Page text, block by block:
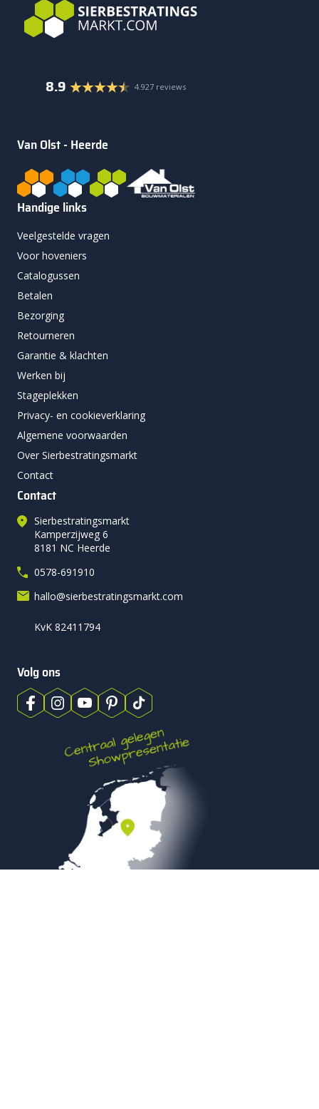
8.9 4.927 reviews
Van Olst - Heerde
Handige links
Veelgestelde vragen
Voor hoveniers
Catalogussen
Betalen
Bezorging
Retourneren
Garantie & klachten
Werken bij
Stageplekken
Privacy- en cookieverklaring
Algemene voorwaarden
Over Sierbestratingsmarkt
Contact
Contact
Sierbestratingsmarkt
Kamperzijweg 6
8181 NC Heerde
0578-691910
hallo@sierbestratingsmarkt.com
KvK 82411794
Volg ons